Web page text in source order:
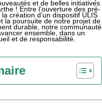
et de belles initiatives
! Entre l’ouverture des pré-
création d’un dispositif ULIS
la poursuite de notre projet de
durable, notre communauté
ensemble, dans un
et de responsabilité.